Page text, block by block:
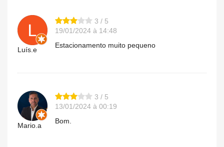
Luís.e
3 / 5
19/01/2024 à 14:48
Estacionamento muito pequeno
Mario.a
3 / 5
13/01/2024 à 00:19
Bom.